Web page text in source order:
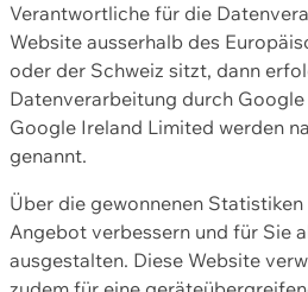
Verantwortliche für die
Website ausserhalb des
oder der Schweiz sitzt, dann
Datenverarbeitung durch Google
Google Ireland Limited werden
genannt.
Über die gewonnenen
Angebot verbessern und für Sie
ausgestalten. Diese Website